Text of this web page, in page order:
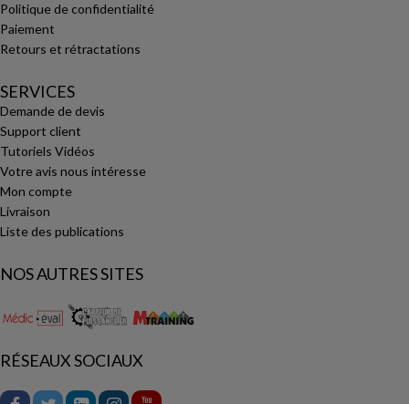
Politique de confidentialité
Paiement
Retours et rétractations
SERVICES
Demande de devis
Support client
Tutoriels Vidéos
Votre avis nous intéresse
Mon compte
Livraison
Liste des publications
NOS AUTRES SITES
RÉSEAUX SOCIAUX